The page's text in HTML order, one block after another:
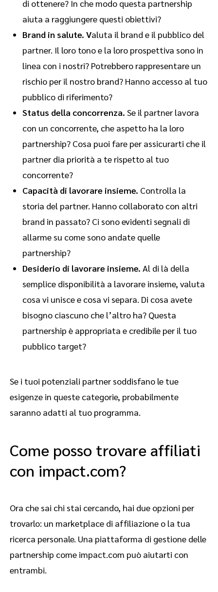
di ottenere? In che modo questa partnership
aiuta a raggiungere questi obiettivi?
Brand in salute. Valuta il brand e il pubblico del
partner. Il loro tono e la loro prospettiva sono in
linea con i nostri? Potrebbero rappresentare un
rischio per il nostro brand? Hanno accesso al tuo
pubblico di riferimento?
Status della concorrenza. Se il partner lavora
con un concorrente, che aspetto ha la loro
partnership? Cosa puoi fare per assicurarti che il
partner dia priorità a te rispetto al tuo
concorrente?
Capacità di lavorare insieme. Controlla la
storia del partner. Hanno collaborato con altri
brand in passato? Ci sono evidenti segnali di
allarme su come sono andate quelle
partnership?
Desiderio di lavorare insieme. Al di là della
semplice disponibilità a lavorare insieme, valuta
cosa vi unisce e cosa vi separa. Di cosa avete
bisogno ciascuno che l’altro ha? Questa
partnership è appropriata e credibile per il tuo
pubblico target?
Se i tuoi potenziali partner soddisfano le tue
esigenze in queste categorie, probabilmente
saranno adatti al tuo programma.
Come posso trovare affiliati
con impact.com?
Ora che sai chi stai cercando, hai due opzioni per
trovarlo: un marketplace di affiliazione o la tua
ricerca personale. Una piattaforma di gestione delle
partnership come impact.com può aiutarti con
entrambi.